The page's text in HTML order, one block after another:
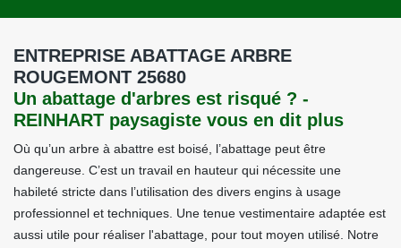
ENTREPRISE ABATTAGE ARBRE
ROUGEMONT 25680
Un abattage d'arbres est risqué ? -
REINHART paysagiste vous en dit plus
Où qu’un arbre à abattre est boisé, l’abattage peut être
dangereuse. C’est un travail en hauteur qui nécessite une
habileté stricte dans l’utilisation des divers engins à usage
professionnel et techniques. Une tenue vestimentaire adaptée est
aussi utile pour réaliser l'abattage, pour tout moyen utilisé. Notre